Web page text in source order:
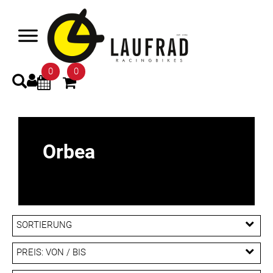
0 0
Orbea
SORTIERUNG
PREIS: VON / BIS